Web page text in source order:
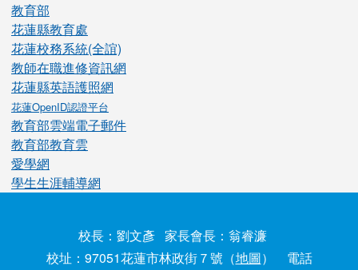
教育部
花蓮縣教育處
花蓮校務系統(全誼)
教師在職進修資訊網
花蓮縣英語護照網
花蓮OpenID認證平台
教育部雲端電子郵件
教育部教育雲
愛學網
學生生涯輔導網
校長：劉文彥 家長會長：翁睿濂
校址：97051花蓮市林政街７號（地圖） 電話